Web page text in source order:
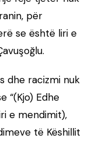
për
se është liri e
dhe racizmi nuk
“(Kjo) Edhe
e mendimit),
të Këshillit